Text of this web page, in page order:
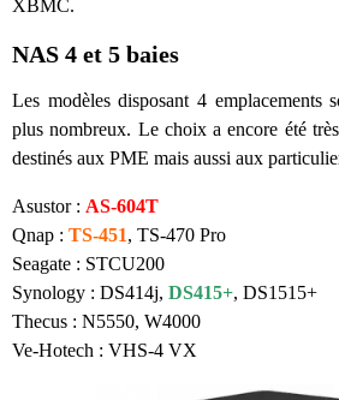
XBMC.
NAS 4 et 5 baies
Les modèles disposant 4 emplacements
plus nombreux. Le choix a encore été
destinés aux PME mais aussi aux
Asustor : AS-604T
Qnap : TS-451, TS-470 Pro
Seagate : STCU200
Synology : DS414j, DS415+, DS1515+
Thecus : N5550, W4000
Ve-Hotech : VHS-4 VX